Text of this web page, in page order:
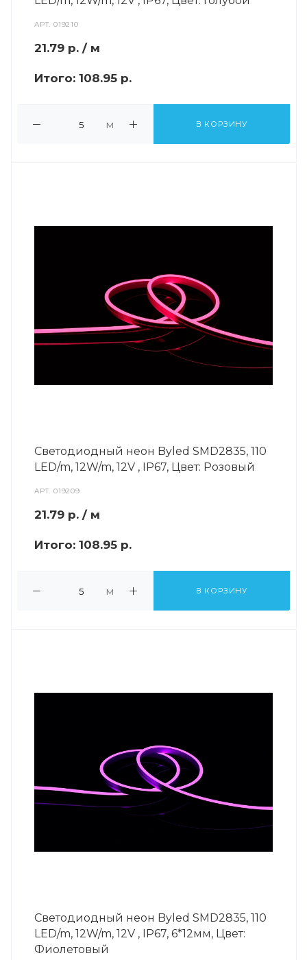
АРТ.019210
21.79 р. / м
Итого: 108.95 р.
м В КОРЗИНУ
Светодиодный неон Byled SMD2835, 110
LED/m, 12W/m, 12V , IP67, Цвет: Розовый
АРТ.019209
21.79 р. / м
Итого: 108.95 р.
м В КОРЗИНУ
Светодиодный неон Byled SMD2835, 110
LED/m, 12W/m, 12V , IP67, 6*12мм, Цвет:
Фиолетовый